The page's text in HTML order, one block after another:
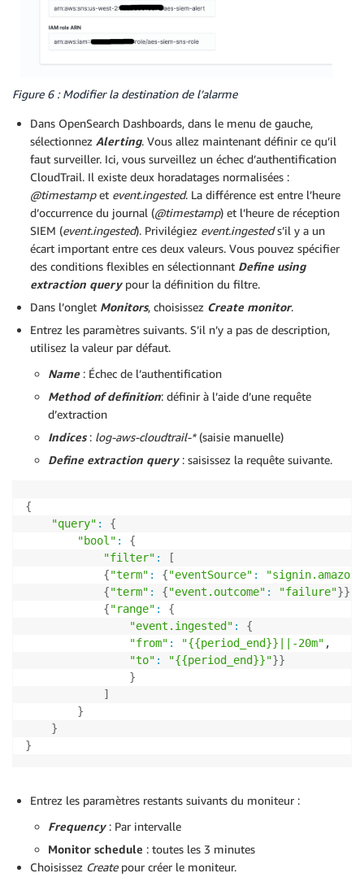
Figure 6 : Modifier la destination de l’alarme
Dans OpenSearch Dashboards, dans le menu de gauche,
sélectionnez Alerting. Vous allez maintenant définir ce qu’il
faut surveiller. Ici, vous surveillez un échec d’authentification
CloudTrail. Il existe deux horadatages normalisées :
@timestampet event.ingested. La différence est entre l’heure
d’occurrence du journal (@timestamp) et l’heure de réception
SIEM (event.ingested). Privilégiez event.ingesteds’il y a un
écart important entre ces deux valeurs. Vous pouvez spécifier
des conditions flexibles en sélectionnant Define using
extraction querypour la définition du filtre.
Dans l’onglet Monitors, choisissez Create monitor.
Entrez les paramètres suivants. S’il n’y a pas de description,
utilisez la valeur par défaut.
Name: Échec de l’authentification
Method of definition: définir à l’aide d’une requête
d’extraction
Indices: log-aws-cloudtrail-*(saisie manuelle)
Define extraction query: saisissez la requête suivante.
{
"query" :
{
"bool" :
{
"filter" :
[
{"term" : {"eventSource" :
{"term" : {"event.outcome" : "failure"}}
{"range" :
{
"event.ingested" :
{
"from" : "{{period_end}}||-20m" ,
"to" : "{{period_end}}"}}
}
]
}
}
}
Entrez les paramètres restants suivants du moniteur :
Frequency: Par intervalle
Monitor schedule : toutes les 3 minutes
Choisissez Createpour créer le moniteur.